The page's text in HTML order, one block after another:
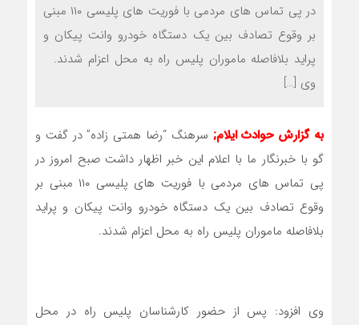
در پی تماس های مردمی با فوریت های پلیسی ۱۱۰ مبنی
بر وقوع تصادف بین یک دستگاه خودرو وانت پیکان و
پراید بلافاصله ماموران پلیس راه به محل اعزام شدند.
وی […]
به گزارش حوادث ایلام; سرهنگ “رضا همتی زاده” در گفت و
گو با خبرنگار ما با اعلام این خبر اظهار داشت صبح امروز در
پی تماس های مردمی با فوریت های پلیسی ۱۱۰ مبنی بر
وقوع تصادف بین یک دستگاه خودرو وانت پیکان و پراید
بلافاصله ماموران پلیس راه به محل اعزام شدند.
وی افزود: پس از حضور کارشناسان پلیس راه در محل